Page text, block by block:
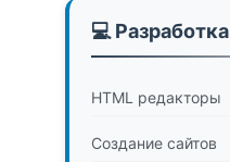
💻 Разработка
HTML редакторы
Создание сайтов